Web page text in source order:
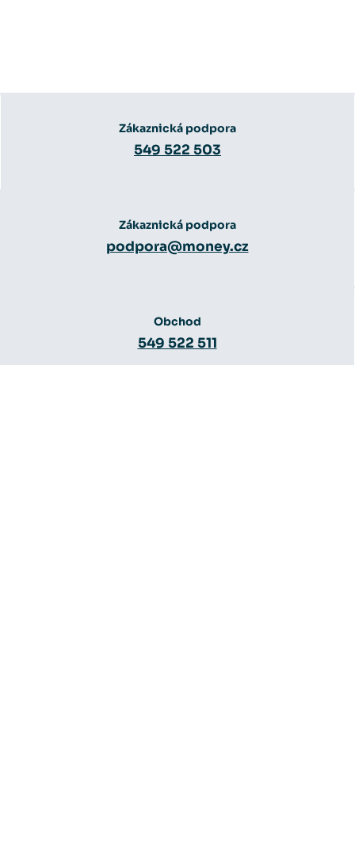
Zákaznická podpora
549 522 503
Zákaznická podpora
podpora@money.cz
Obchod
549 522 511